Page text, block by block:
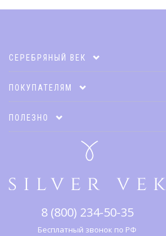
СЕРЕБРЯНЫЙ ВЕК
Карта клиента
Акции
Правовая информация
История бренда
ПОКУПАТЕЛЯМ
Оплата и доставка
Гарантии и возврат
Серебро
ПОЛЕЗНО
8 (800) 234-50-35
Бесплатный звонок по РФ